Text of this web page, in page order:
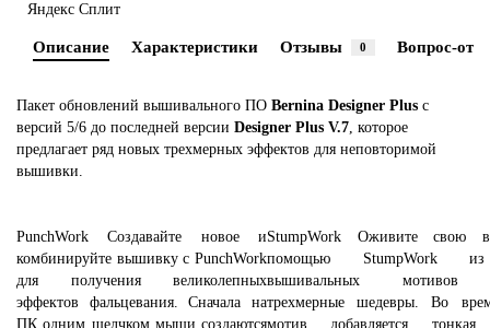
Яндекс Сплит
Описание Характеристики Отзывы 0 Вопрос-
Пакет обновлений вышивального ПО Bernina Designer Plus с
версий 5/6 до последней версии Designer Plus V.7, которое
предлагает ряд новых трехмерных эффектов для неповторимой
вышивки.
PunchWork Создавайте новое и
комбинируйте вышивку с PunchWork
для получения великолепных
эффектов фальцевания. Сначала на
ПК одним щелчком мыши создаются
StumpWork Оживите свою
помощью StumpWork
вышивальных мотивов
трехмерные шедевры. Во
мотив добавляется тонкая